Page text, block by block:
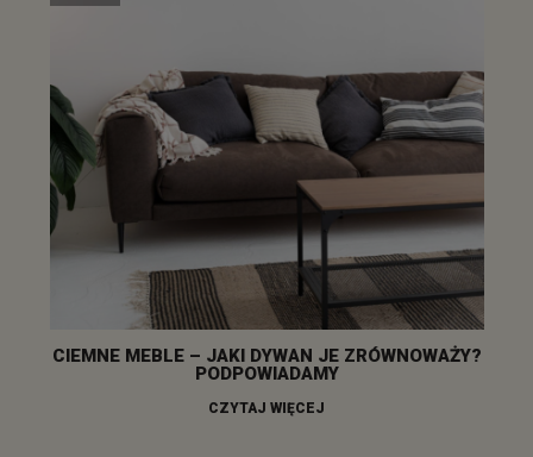
CIEMNE MEBLE – JAKI DYWAN JE ZRÓWNOWAŻY?
PODPOWIADAMY
CZYTAJ WIĘCEJ